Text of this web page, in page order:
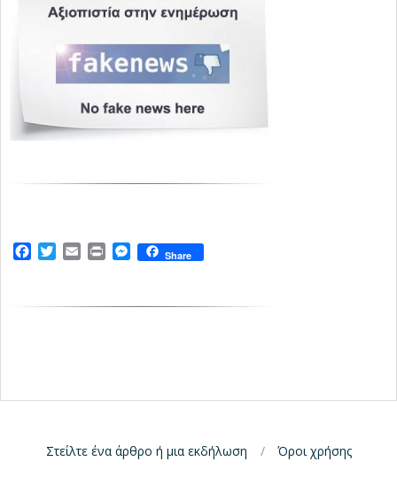
Facebook
TwitterEmailPrintMessenger
Share
Στείλτε ένα άρθρο ή μια εκδήλωση Όροι χρήσης